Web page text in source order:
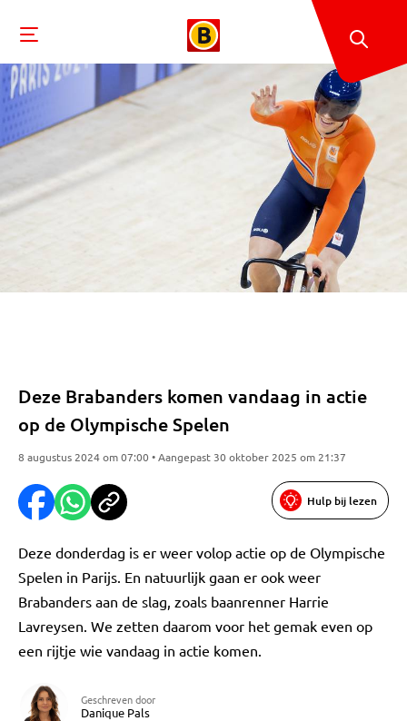
Deze Brabanders komen vandaag in actie
op de Olympische Spelen
8 augustus 2024 om 07:00 • Aangepast 30 oktober 2025 om 21:37
Hulp bij lezen
Deze donderdag is er weer volop actie op de Olympische
Spelen in Parijs. En natuurlijk gaan er ook weer
Brabanders aan de slag, zoals baanrenner Harrie
Lavreysen. We zetten daarom voor het gemak even op
een rijtje wie vandaag in actie komen.
Geschreven door
Danique Pals